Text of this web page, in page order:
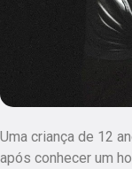
Uma criança de 12
após conhecer um